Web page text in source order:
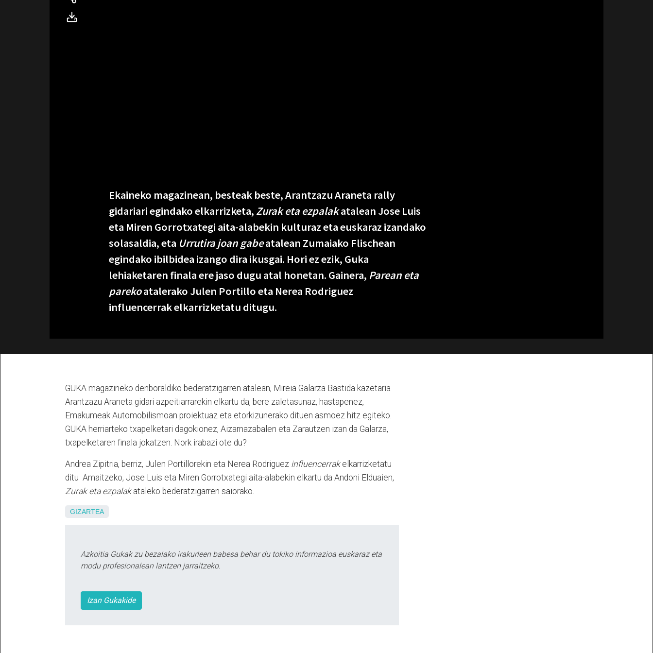
Ekaineko magazinean, besteak beste, Arantzazu Araneta rally
gidariari egindako elkarrizketa, Zurak eta ezpalakatalean Jose Luis
eta Miren Gorrotxategi aita-alabekin kulturaz eta euskaraz izandako
solasaldia, eta Urrutira joan gabeatalean Zumaiako Flischean
egindako ibilbidea izango dira ikusgai. Hori ez ezik, Guka
lehiaketaren finala ere jaso dugu atal honetan. Gainera, Parean eta
parekoatalerako Julen Portillo eta Nerea Rodriguez
influencerrak elkarrizketatu ditugu.
GUKA magazineko denboraldiko bederatzigarren atalean, Mireia Galarza Bastida kazetaria
Arantzazu Araneta gidari azpeitiarrarekin elkartu da, bere zaletasunaz, hastapenez,
Emakumeak Automobilismoan proiektuaz eta etorkizunerako dituen asmoez hitz egiteko.
GUKA herriarteko txapelketari dagokionez, Aizarnazabalen eta Zarautzen izan da Galarza,
txapelketaren finala jokatzen. Nork irabazi ote du?
Andrea Zipitria, berriz, Julen Portillorekin eta Nerea Rodriguez influencerrakelkarrizketatu
ditu Amaitzeko, Jose Luis eta Miren Gorrotxategi aita-alabekin elkartu da Andoni Elduaien,
Zurak eta ezpalakataleko bederatzigarren saiorako.
GIZARTEA
Azkoitia Gukak zu bezalako irakurleen babesa behar du tokiko informazioa euskaraz eta
modu profesionalean lantzen jarraitzeko.
Izan Gukakide